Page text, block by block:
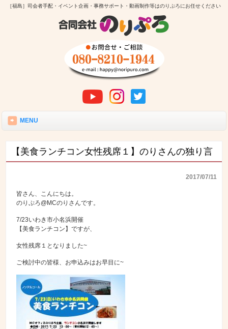
［福島］司会者手配・イベント企画・事務サポート・動画制作等はのりぷろにお任せください
MENU
【美食ランチコン女性残席１】のりさんの独り言
2017/07/11
皆さん、こんにちは。
のりぷろ@MCのりさんです。
7/23いわき市小名浜開催
【美食ランチコン】ですが、
女性残席１となりました~
ご検討中の皆様、お申込みはお早目に~